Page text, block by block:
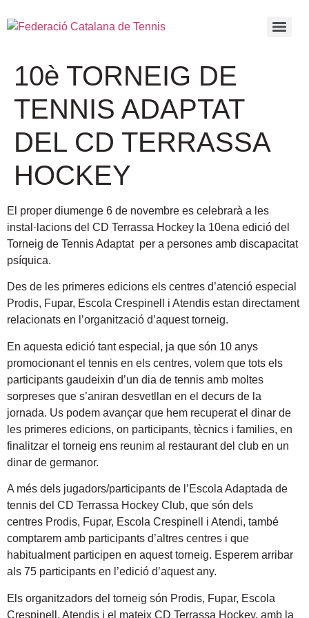
10è TORNEIG DE
TENNIS ADAPTAT
DEL CD TERRASSA
HOCKEY
El proper diumenge 6 de novembre es celebrarà a les
instal·lacions del CD Terrassa Hockey la 10ena edició del
Torneig de Tennis Adaptat per a persones amb discapacitat
psíquica.
Des de les primeres edicions els centres d’atenció especial
Prodis, Fupar, Escola Crespinell i Atendis estan directament
relacionats en l’organització d’aquest torneig.
En aquesta edició tant especial, ja que són 10 anys
promocionant el tennis en els centres, volem que tots els
participants gaudeixin d’un dia de tennis amb moltes
sorpreses que s’aniran desvetllan en el decurs de la
jornada. Us podem avançar que hem recuperat el dinar de
les primeres edicions, on participants, tècnics i families, en
finalitzar el torneig ens reunim al restaurant del club en un
dinar de germanor.
A més dels jugadors/participants de l’Escola Adaptada de
tennis del CD Terrassa Hockey Club, que són dels
centres Prodis, Fupar, Escola Crespinell i Atendi, també
comptarem amb participants d’altres centres i que
habitualment participen en aquest torneig. Esperem arribar
als 75 participants en l’edició d’aquest any.
Els organitzadors del torneig són Prodis, Fupar, Escola
Crespinell, Atendis i el mateix CD Terrassa Hockey, amb la